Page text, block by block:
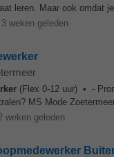
leren. Maar ook omdat
3 weken geleden
(Flex 0-12 uur) • -
MS Mode
weken geleden